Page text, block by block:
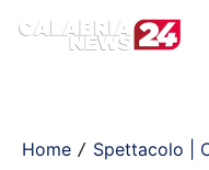
Home / Spettacolo |